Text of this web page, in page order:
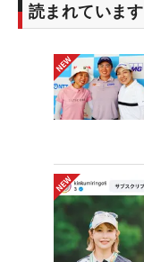
読まれています